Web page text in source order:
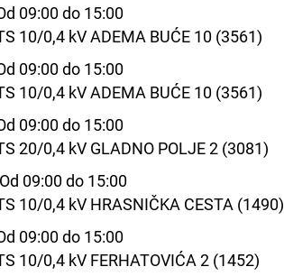
09:00 do 15:00
10/0,4 kV ADEMA BUĆE 10 (3561)
09:00 do 15:00
10/0,4 kV ADEMA BUĆE 10 (3561)
09:00 do 15:00
20/0,4 kV GLADNO POLJE 2 (3081)
Od 09:00 do 15:00
10/0,4 kV HRASNIČKA CESTA (1490)
09:00 do 15:00
10/0,4 kV FERHATOVIĆA 2 (1452)